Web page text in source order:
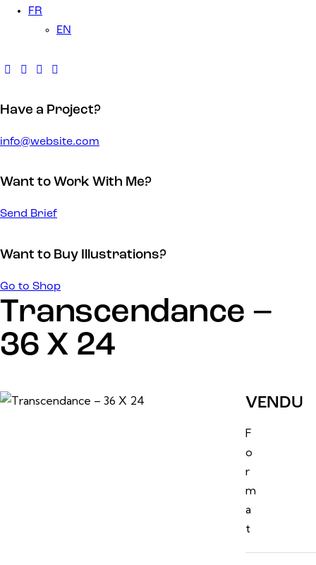
FR
EN
Have a Project?
info@website.com
Want to Work With Me?
Send Brief
Want to Buy Illustrations?
Go to Shop
Transcendance –
36 X 24
VENDU
F
o
r
m
a
t